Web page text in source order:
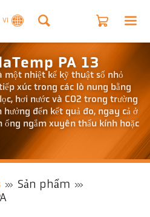
VI
PA 13
một nhiệt kế kỹ thuật số nhỏ
xúc trong các lò nung bằng
hơi nước và CO2 trong trường
đến kết quả đo, ngay cả ở
ống ngắm xuyên thấu kính hoặc
Sản phẩm